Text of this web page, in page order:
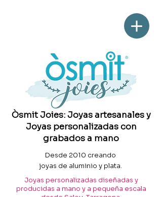
Òsmit Joies: Joyas artesanales y
Joyas personalizadas con
grabados a mano
Joyas personalizadas diseñadas y
producidas a mano y a pequeña escala
Desde 2010 creando
joyas de aluminio y plata.